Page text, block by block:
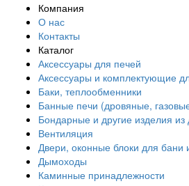
Компания
О нас
Контакты
Каталог
Аксессуары для печей
Аксессуары и комплектующие
Баки, теплообменники
Банные печи (дровяные,
Бондарные и другие изделия из
Вентиляция
Двери, оконные блоки для бани
Дымоходы
Каминные принадлежности